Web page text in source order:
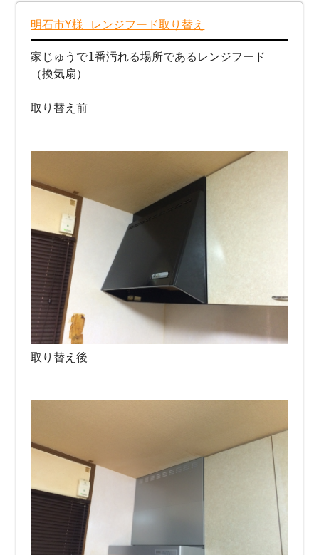
明石市Y様 レンジフード取り替え
家じゅうで1番汚れる場所であるレンジフード
（換気扇）
取り替え前
取り替え後